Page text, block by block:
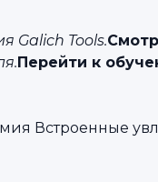
Galich Tools.
Перейти к
Встроенные